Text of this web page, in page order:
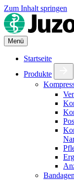
Zum Inhalt springen
Menü
Startseite
Produkte
Bandagen